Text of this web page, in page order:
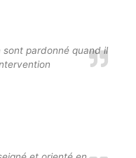
pardonné quand il